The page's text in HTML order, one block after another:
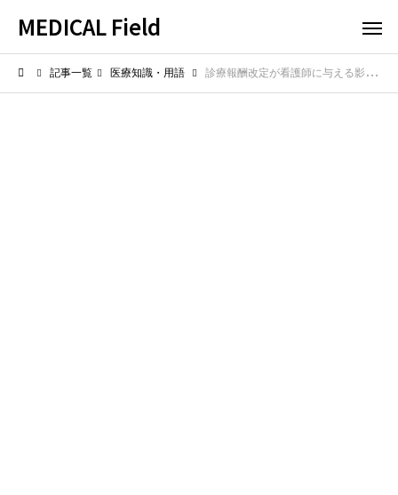
MEDICAL Field
記事一覧 医療知識・用語 診療報酬改定が看護師に与える影響とは？現場の働き方の変化を解説